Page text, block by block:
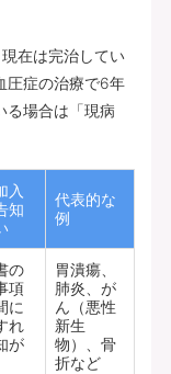
在は完治してい
圧症の治療で6年
る場合は「現病
入
知
代表的な
例
の
項
に
れ
が
胃潰瘍、
肺炎、が
ん（悪性
新生
物）、骨
折など